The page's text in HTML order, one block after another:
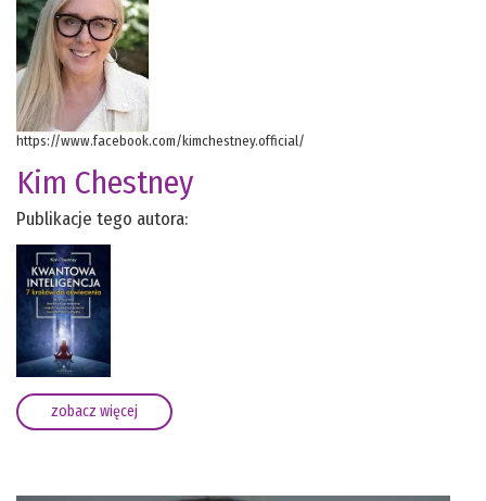
https://www.facebook.com/kimchestney.official/
Kim Chestney
Publikacje tego autora:
zobacz więcej